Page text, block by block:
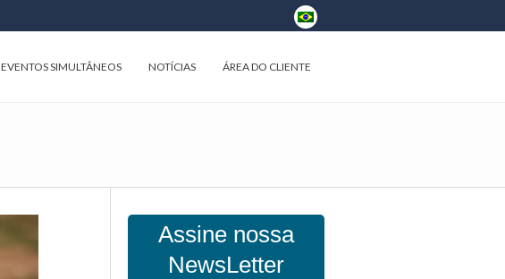
EVENTOS SIMULTÂNEOS NOTÍCIAS ÁREA DO CLIENTE
Assine nossa
NewsLetter